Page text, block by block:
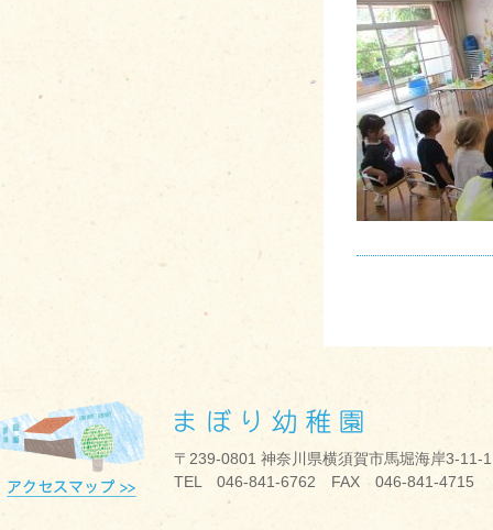
〒239-0801 神奈川県横須賀市馬堀海岸3-11-1
TEL 046-841-6762 FAX 046-841-4715